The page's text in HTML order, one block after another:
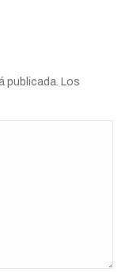
publicada. Los